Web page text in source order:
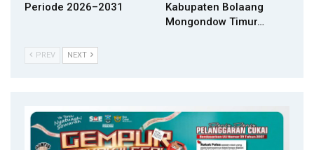
Periode 2026–2031
Kabupaten Bolaang
Mongondow Timur…
PREV NEXT